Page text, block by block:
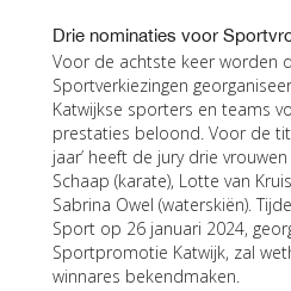
Drie nominaties voor
Voor de achtste keer worden
Sportverkiezingen
Katwijkse sporters en teams
prestaties beloond. Voor de
jaar’ heeft de jury drie
Schaap (karate), Lotte van
Sabrina Owel (waterskiën).
Sport op 26 januari 2024,
Sportpromotie Katwijk, zal
winnares bekendmaken.